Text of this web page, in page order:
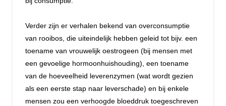
Verder zijn er verhalen bekend van overconsumptie
van rooibos, die uiteindelijk hebben geleid tot bijv. een
toename van vrouwelijk oestrogeen (bij mensen met
een gevoelige hormoonhuishouding), een toename
van de hoeveelheid leverenzymen (wat wordt gezien
als een eerste stap naar leverschade) en bij enkele
mensen zou een verhoogde bloeddruk toegeschreven